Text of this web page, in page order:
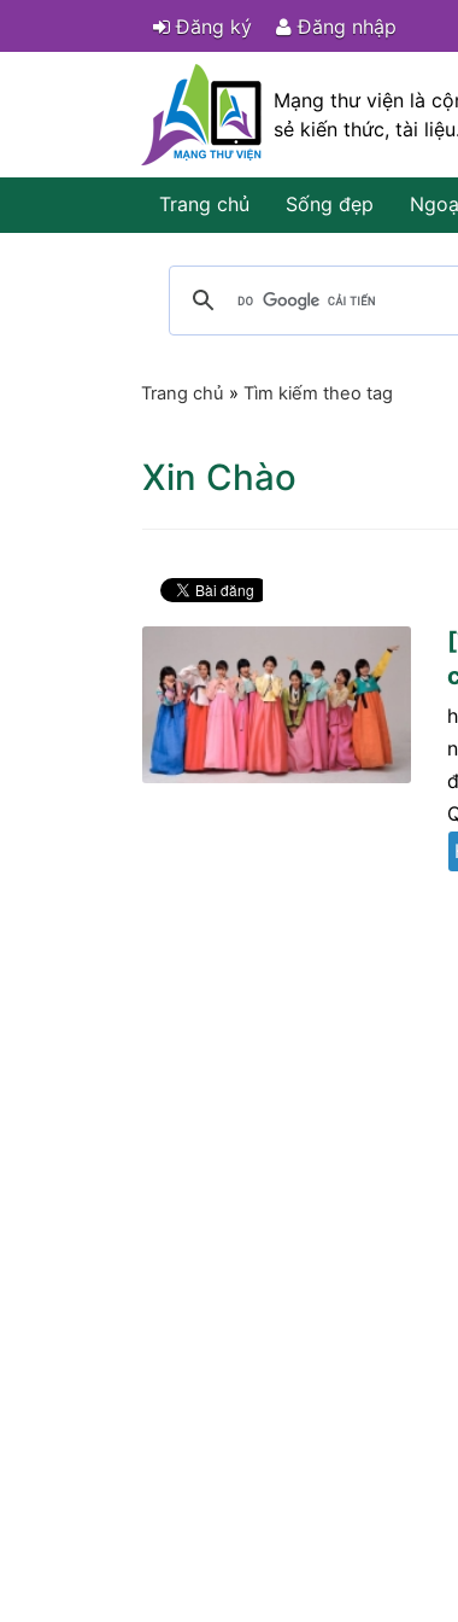
Đăng ký Đăng nhập
Mạng thư viện là
sẻ kiến thức, tài liệu.
Trang chủ Sống đẹp
Trang chủ » Tìm kiếm theo tag
Xin Chào